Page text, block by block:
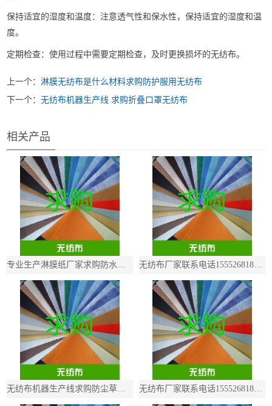
保持适宜的湿度和温度‌：注意透气性和保水性，保持适宜的湿度和温
度‌。 ‌
定期检查‌：使用过程中需要定期检查，及时更换损坏的无纺布‌。
上一个：淋膜无纺布是什么材料求购防护服用无纺布
下一个：无纺布机器生产线 求购折叠口罩无纺布
相关产品
专业生产淋膜纸厂家求购防水复合无纺布 无纺布厂家联系电话15552681801求购白色覆膜无纺布
无纺布机器生产线求购防尘草坪工地无纺布 无纺布厂家联系电话15552681801求购羽绒服内衬用无纺布